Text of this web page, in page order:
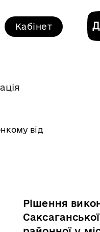
Кабінет
від 20 червня
Рішення
Саксаганської